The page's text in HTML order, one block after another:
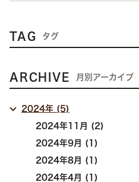
TAG タグ
ARCHIVE 月別アーカイブ
2024年 (5)
2024年11月 (2)
2024年9月 (1)
2024年8月 (1)
2024年4月 (1)